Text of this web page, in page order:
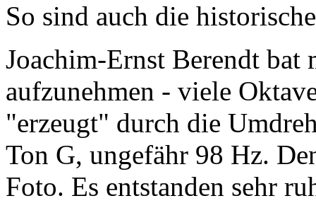
So sind auch die
Joachim-Ernst Berendt bat
aufzunehmen - viele
"erzeugt" durch die
Ton G, ungefähr 98 Hz.
Foto. Es entstanden sehr